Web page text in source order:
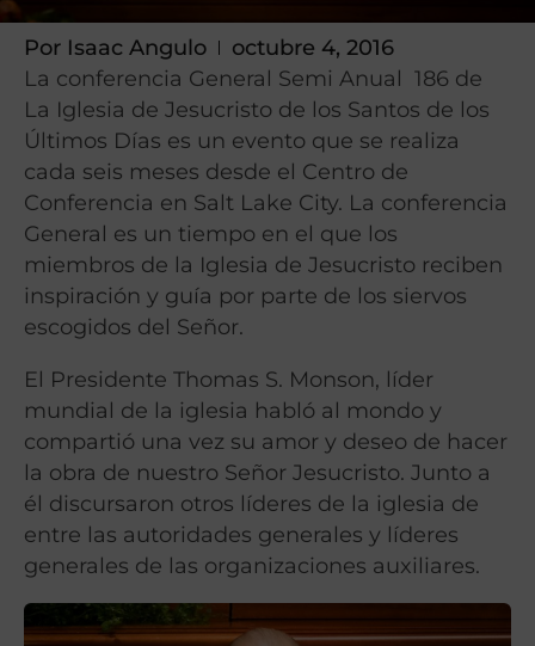
Por Isaac Angulo
octubre 4, 2016
La conferencia General Semi Anual 186 de
La Iglesia de Jesucristo de los Santos de los
Últimos Días es un evento que se realiza
cada seis meses desde el Centro de
Conferencia en Salt Lake City. La conferencia
General es un tiempo en el que los
miembros de la Iglesia de Jesucristo reciben
inspiración y guía por parte de los siervos
escogidos del Señor.
El Presidente Thomas S. Monson, líder
mundial de la iglesia habló al mondo y
compartió una vez su amor y deseo de hacer
la obra de nuestro Señor Jesucristo. Junto a
él discursaron otros líderes de la iglesia de
entre las autoridades generales y líderes
generales de las organizaciones auxiliares.